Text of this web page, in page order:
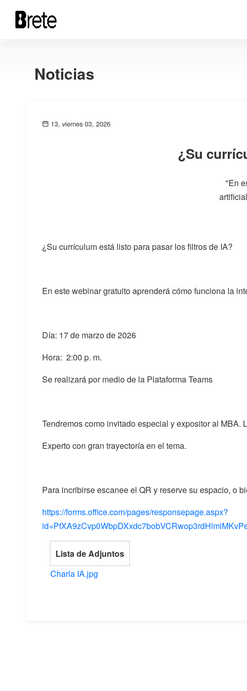
Noticias
13, viernes 03, 2026
¿Su
"En
¿Su currículum está listo para pasar los filtros de IA?
En este webinar gratuito aprenderá cómo funciona la
Día: 17 de marzo de 2026
Hora: 2:00 p. m.
Se realizará por medio de la Plataforma Teams
Tendremos como invitado especial y expositor al MBA.
Experto con gran trayectoría en el tema.
Para incribirse escanee el QR y reserve su espacio, o
https://forms.office.com/pages/responsepage.aspx?
Lista de Adjuntos
Charla IA.jpg